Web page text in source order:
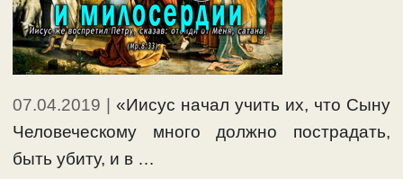
07.04.2019 | «Иисус начал учить их, что Сыну
Человеческому много должно пострадать,
быть убиту, и в …